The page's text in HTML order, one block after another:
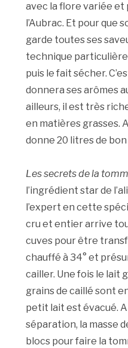
avec la flore variée et
l’Aubrac. Et pour que
garde toutes ses
technique
puis le fait sécher.
donnera ses arômes
ailleurs, il est très
en matières grasses.
donne 20 litres de
Les secrets de la
l’ingrédient star de
l’expert en cette
cru et entier arrive
cuves pour être
chauffé à 34° et
cailler. Une fois le lait
grains de caillé sont
petit lait est évacué.
séparation, la masse
blocs pour faire la